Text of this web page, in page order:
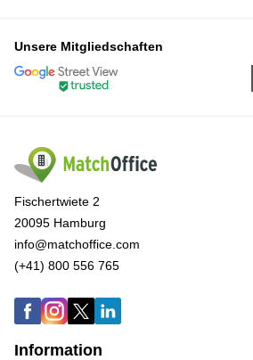
Unsere Mitgliedschaften
Fischertwiete 2
20095 Hamburg
info@matchoffice.com
(+41) 800 556 765
Information